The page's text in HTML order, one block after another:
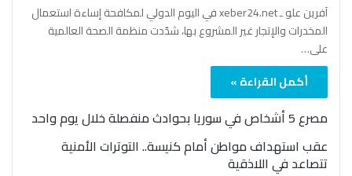
آفرين علو ـ xeber24.net في اليوم الدولي لمكافحة إساءة استعمال
المخدرات والإتجار غير المشروع بها، شدّدت منظمة الصحة العالمية
على…
أكمل القراءة »
مصرع 5 أشخاص في سوريا بحوادث منفصلة خلال يوم واحد
عقب استهداف مواطن أمام كنيسة.. التوترات الأمنية
تتصاعد في اللاذقية